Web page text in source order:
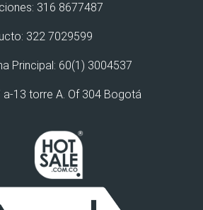
316 8677487
322 7029599
Principal: 60(1) 3004537
a-13 torre A. Of 304 Bogotá